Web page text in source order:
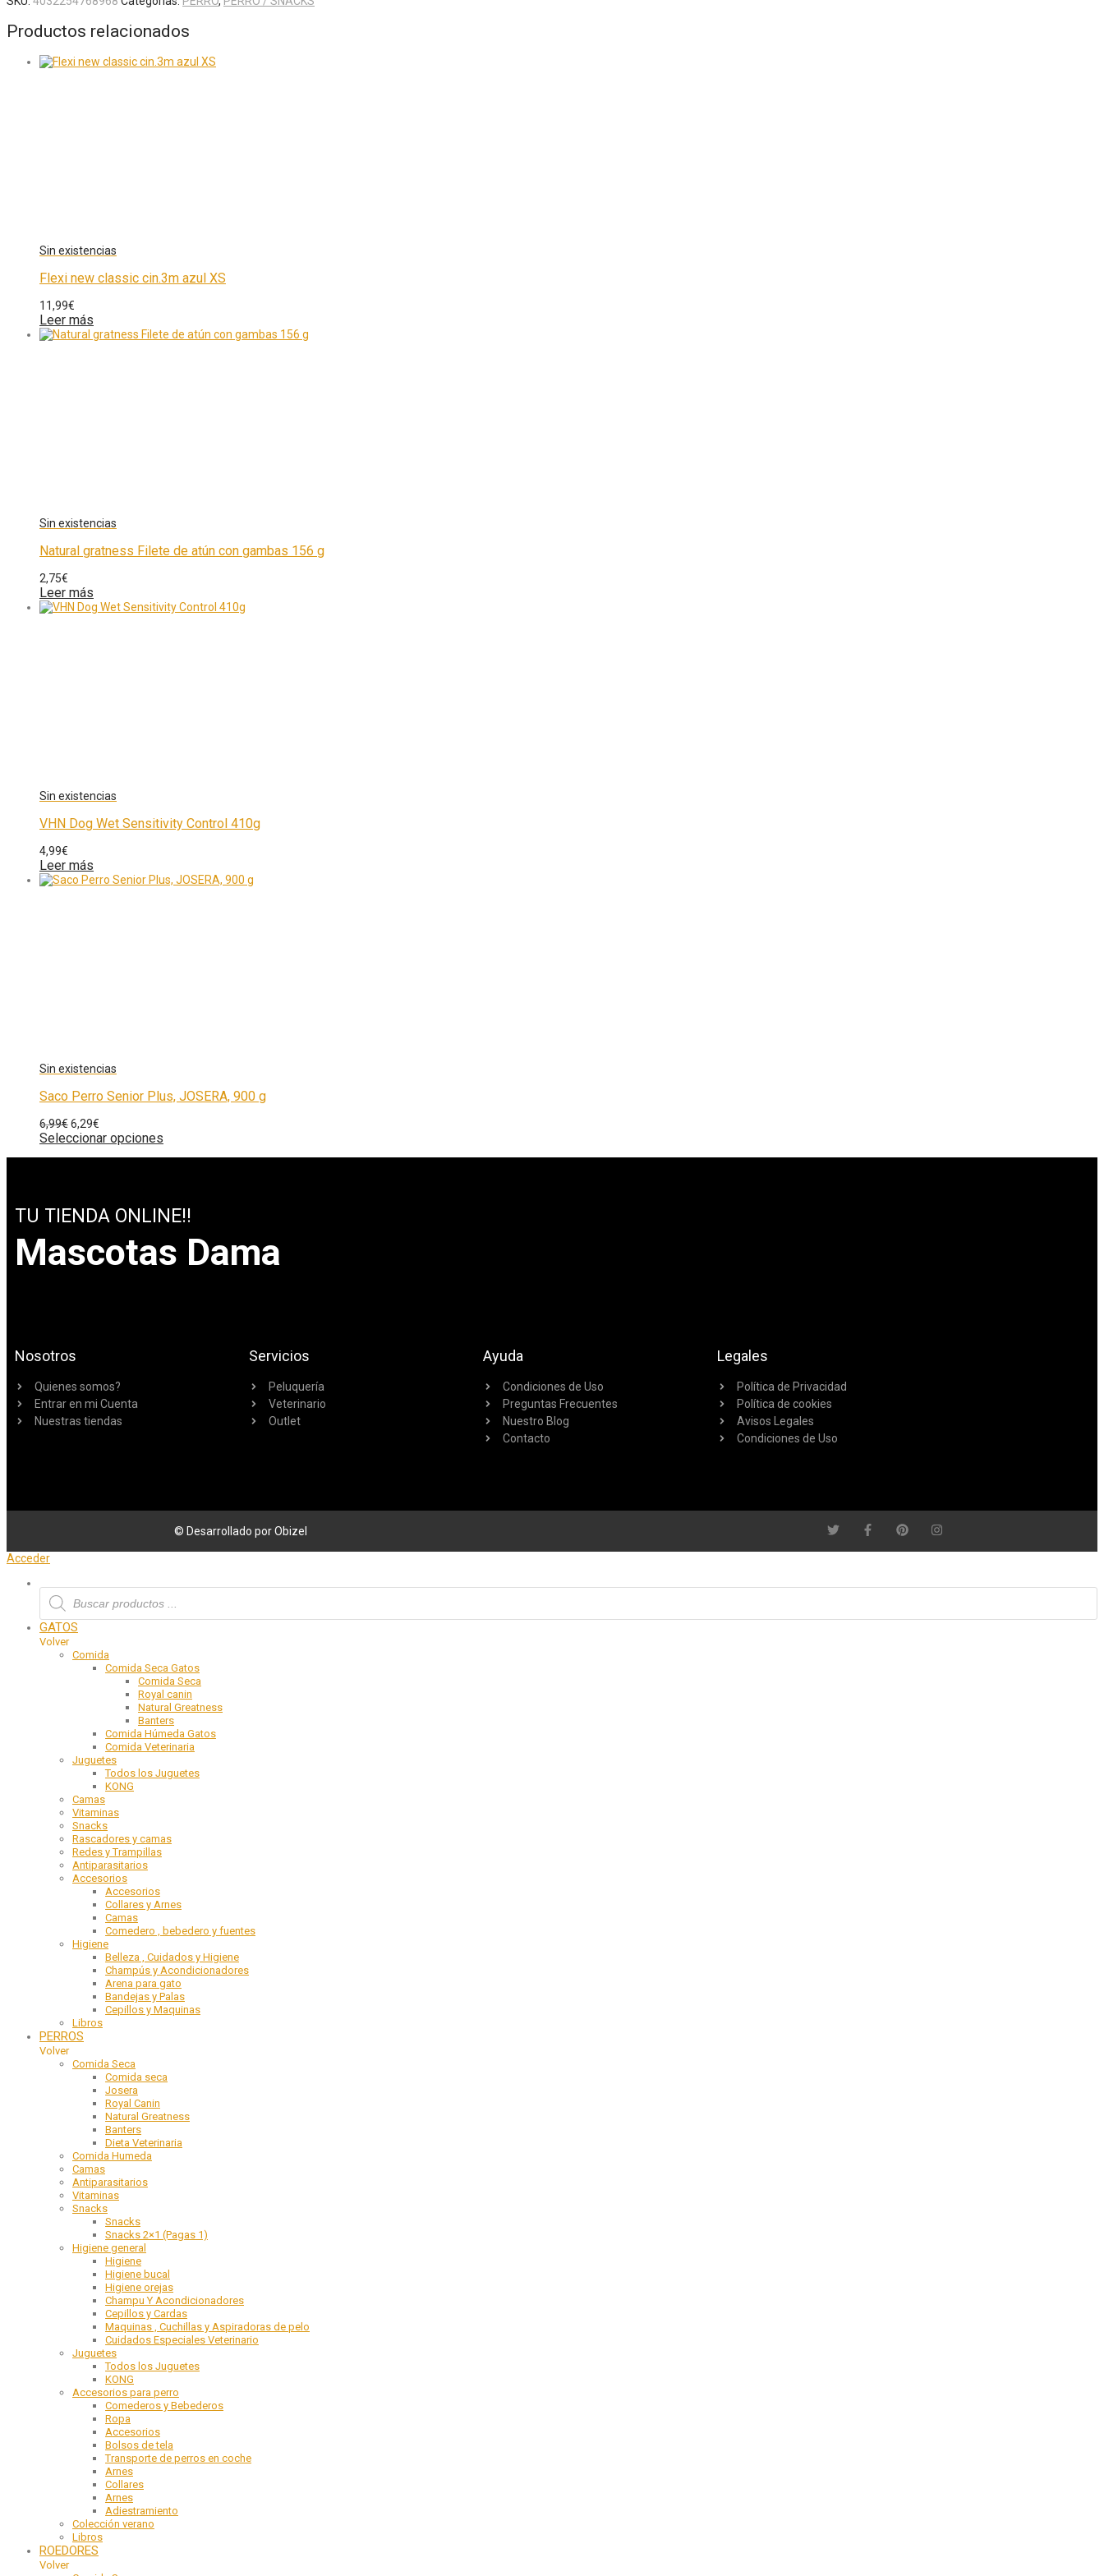
Productos relacionados
Flexi new classic cin.3m azul XS
11,99€
Leer más
Natural gratness Filete de atún con gambas 156 g
2,75€
Leer más
VHN Dog Wet Sensitivity Control 410g
4,99€
Leer más
Saco Perro Senior Plus, JOSERA, 900 g
6,99€6,29€
Seleccionar opciones
TU TIENDA ONLINE!!
Mascotas Dama
Nosotros
Quienes somos?
Entrar en mi Cuenta
Nuestras tiendas
Servicios
Peluquería
Veterinario
Outlet
Ayuda
Condiciones de Uso
Preguntas Frecuentes
Nuestro Blog
Contacto
Legales
Política de Privacidad
Política de cookies
Avisos Legales
Condiciones de Uso
© Desarrollado por Obizel
Acceder
GATOS
Volver
Comida
Comida Seca Gatos
Comida Seca
Royal canin
Natural Greatness
Banters
Comida Húmeda Gatos
Comida Veterinaria
Juguetes
Todos los Juguetes
KONG
Camas
Vitaminas
Snacks
Rascadores y camas
Redes y Trampillas
Antiparasitarios
Accesorios
Accesorios
Collares y Arnes
Camas
Comedero , bebedero y fuentes
Higiene
Belleza , Cuidados y Higiene
Champús y Acondicionadores
Arena para gato
Bandejas y Palas
Cepillos y Maquinas
Libros
PERROS
Volver
Comida Seca
Comida seca
Josera
Royal Canin
Natural Greatness
Banters
Dieta Veterinaria
Comida Humeda
Camas
Antiparasitarios
Vitaminas
Snacks
Snacks
Snacks 2×1 (Pagas 1)
Higiene general
Higiene
Higiene bucal
Higiene orejas
Champu Y Acondicionadores
Cepillos y Cardas
Maquinas , Cuchillas y Aspiradoras de pelo
Cuidados Especiales Veterinario
Juguetes
Todos los Juguetes
KONG
Accesorios para perro
Comederos y Bebederos
Ropa
Accesorios
Bolsos de tela
Transporte de perros en coche
Arnes
Collares
Arnes
Adiestramiento
Colección verano
Libros
ROEDORES
Volver